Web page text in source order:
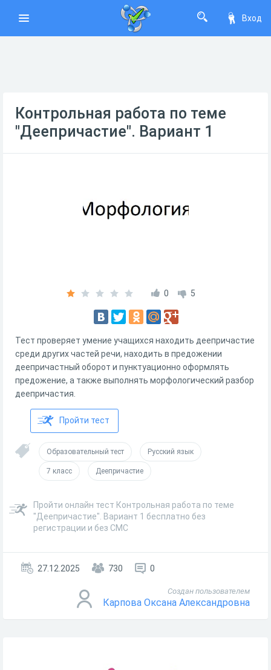
Вход
Контрольная работа по теме
"Деепричастие". Вариант 1
0 5
Тест проверяет умение учащихся находить деепричастие
среди других частей речи, находить в предожении
деепричастный оборот и пунктуационно оформлять
предожение, а также выполнять морфологический разбор
деепричастия.
Пройти тест
Образовательный тест Русский язык
7 класс Деепричастие
Пройти онлайн тест Контрольная работа по теме
"Деепричастие". Вариант 1 бесплатно без
регистрации и без СМС
27.12.2025 730 0
Создан пользователем
Карпова Оксана Александровна